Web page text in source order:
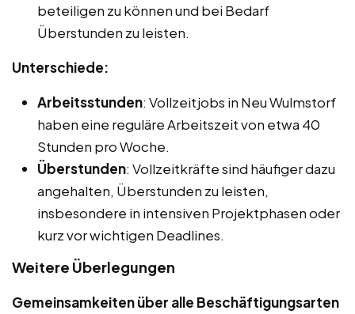
beteiligen zu können und bei Bedarf
Überstunden zu leisten.
Unterschiede:
Arbeitsstunden: Vollzeitjobs in Neu Wulmstorf
haben eine reguläre Arbeitszeit von etwa 40
Stunden pro Woche.
Überstunden: Vollzeitkräfte sind häufiger dazu
angehalten, Überstunden zu leisten,
insbesondere in intensiven Projektphasen oder
kurz vor wichtigen Deadlines.
Weitere Überlegungen
Gemeinsamkeiten über alle Beschäftigungsarten